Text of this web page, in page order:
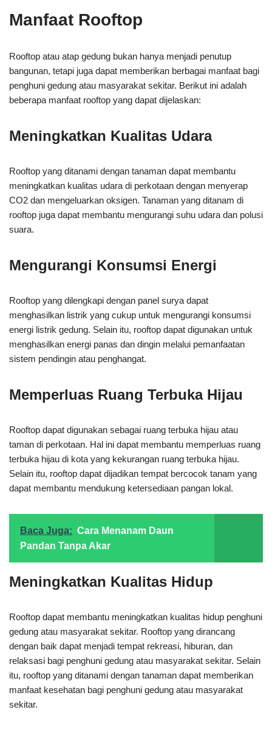
Manfaat Rooftop
Rooftop atau atap gedung bukan hanya menjadi penutup
bangunan, tetapi juga dapat memberikan berbagai manfaat bagi
penghuni gedung atau masyarakat sekitar. Berikut ini adalah
beberapa manfaat rooftop yang dapat dijelaskan:
Meningkatkan Kualitas Udara
Rooftop yang ditanami dengan tanaman dapat membantu
meningkatkan kualitas udara di perkotaan dengan menyerap
CO2 dan mengeluarkan oksigen. Tanaman yang ditanam di
rooftop juga dapat membantu mengurangi suhu udara dan polusi
suara.
Mengurangi Konsumsi Energi
Rooftop yang dilengkapi dengan panel surya dapat
menghasilkan listrik yang cukup untuk mengurangi konsumsi
energi listrik gedung. Selain itu, rooftop dapat digunakan untuk
menghasilkan energi panas dan dingin melalui pemanfaatan
sistem pendingin atau penghangat.
Memperluas Ruang Terbuka Hijau
Rooftop dapat digunakan sebagai ruang terbuka hijau atau
taman di perkotaan. Hal ini dapat membantu memperluas ruang
terbuka hijau di kota yang kekurangan ruang terbuka hijau.
Selain itu, rooftop dapat dijadikan tempat bercocok tanam yang
dapat membantu mendukung ketersediaan pangan lokal.
Baca Juga: Cara Menanam Daun
Pandan Tanpa Akar
Meningkatkan Kualitas Hidup
Rooftop dapat membantu meningkatkan kualitas hidup penghuni
gedung atau masyarakat sekitar. Rooftop yang dirancang
dengan baik dapat menjadi tempat rekreasi, hiburan, dan
relaksasi bagi penghuni gedung atau masyarakat sekitar. Selain
itu, rooftop yang ditanami dengan tanaman dapat memberikan
manfaat kesehatan bagi penghuni gedung atau masyarakat
sekitar.